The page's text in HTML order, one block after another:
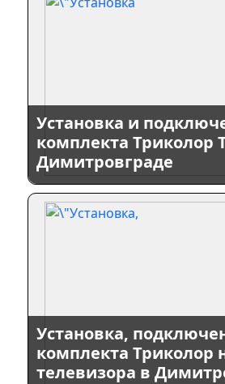
Установка и
комплекта Триколор
Димитровграде
Установка,
комплекта Триколор
телевизора в